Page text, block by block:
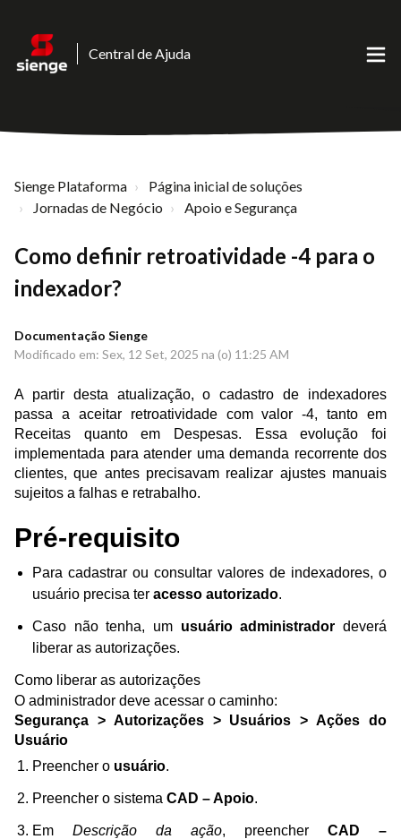
Central de Ajuda
Sienge Plataforma
Página inicial de soluções
Jornadas de Negócio
Apoio e Segurança
Como definir retroatividade -4 para o
indexador?
Documentação Sienge
Modificado em: Sex, 12 Set, 2025 na (o) 11:25 AM
A partir desta atualização, o cadastro de indexadores
passa a aceitar retroatividade com valor -4, tanto em
Receitas quanto em Despesas. Essa evolução foi
implementada para atender uma demanda recorrente dos
clientes, que antes precisavam realizar ajustes manuais
sujeitos a falhas e retrabalho.
Pré-requisito
Para cadastrar ou consultar valores de indexadores, o
usuário precisa ter acesso autorizado.
Caso não tenha, um usuário administrador deverá
liberar as autorizações.
Como liberar as autorizações
O administrador deve acessar o caminho:
Segurança > Autorizações > Usuários > Ações do
Usuário
Preencher o usuário.
Preencher o sistema CAD – Apoio.
Em Descrição da ação, preencher CAD –